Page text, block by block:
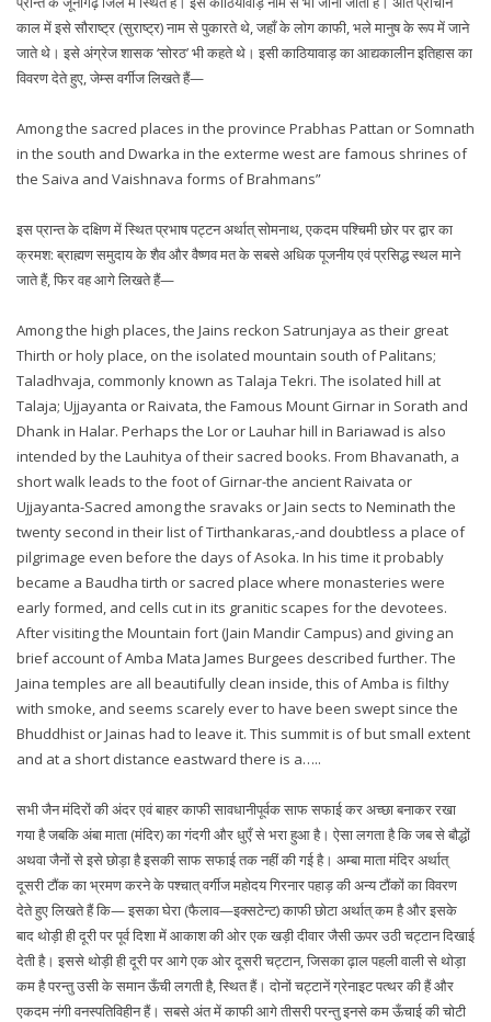
काल में इसे सौराष्ट्र (सुराष्ट्र) नाम से पुकारते थे, जहाँ के लोग काफी, भले मानुष के रूप में जाने
जाते थे। इसे अंग्रेज शासक ‘सोरठ’ भी कहते थे। इसी काठियावाड़ का आद्यकालीन इतिहास का
विवरण देते हुए, जेम्स वर्गीज लिखते हैं—
Among the sacred places in the province Prabhas Pattan or Somnath
in the south and Dwarka in the exterme west are famous shrines of
the Saiva and Vaishnava forms of Brahmans”
इस प्रान्त के दक्षिण में स्थित प्रभाष पट्टन अर्थात् सोमनाथ, एकदम पश्चिमी छोर पर द्वार का
क्रमश: ब्राह्मण समुदाय के शैव और वैष्णव मत के सबसे अधिक पूजनीय एवं प्रसिद्ध स्थल माने
जाते हैं, फिर वह आगे लिखते हैं—
Among the high places, the Jains reckon Satrunjaya as their great
Thirth or holy place, on the isolated mountain south of Palitans;
Taladhvaja, commonly known as Talaja Tekri. The isolated hill at
Talaja; Ujjayanta or Raivata, the Famous Mount Girnar in Sorath and
Dhank in Halar. Perhaps the Lor or Lauhar hill in Bariawad is also
intended by the Lauhitya of their sacred books. From Bhavanath, a
short walk leads to the foot of Girnar-the ancient Raivata or
Ujjayanta-Sacred among the sravaks or Jain sects to Neminath the
twenty second in their list of Tirthankaras,-and doubtless a place of
pilgrimage even before the days of Asoka. In his time it probably
became a Baudha tirth or sacred place where monasteries were
early formed, and cells cut in its granitic scapes for the devotees.
After visiting the Mountain fort (Jain Mandir Campus) and giving an
brief account of Amba Mata James Burgees described further. The
Jaina temples are all beautifully clean inside, this of Amba is filthy
with smoke, and seems scarely ever to have been swept since the
Bhuddhist or Jainas had to leave it. This summit is of but small extent
and at a short distance eastward there is a…..
सभी जैन मंदिरों की अंदर एवं बाहर काफी सावधानीपूर्वक साफ सफाई कर अच्छा बनाकर रखा
गया है जबकि अंबा माता (मंदिर) का गंदगी और धुएँ से भरा हुआ है। ऐसा लगता है कि जब से बौद्धों
अथवा जैनों से इसे छोड़ा है इसकी साफ सफाई तक नहीं की गई है। अम्बा माता मंदिर अर्थात्
दूसरी टौंक का भ्रमण करने के पश्चात् वर्गीज महोदय गिरनार पहाड़ की अन्य टौंकों का विवरण
देते हुए लिखते हैं कि— इसका घेरा (फैलाव—इक्सटेन्ट) काफी छोटा अर्थात् कम है और इसके
बाद थोड़ी ही दूरी पर पूर्व दिशा में आकाश की ओर एक खड़ी दीवार जैसी ऊपर उठी चट्टान दिखाई
देती है। इससे थोड़ी ही दूरी पर आगे एक ओर दूसरी चट्टान, जिसका ढ़ाल पहली वाली से थोड़ा
कम है परन्तु उसी के समान ऊँची लगती है, स्थित हैं। दोनों चट्टानें ग्रेनाइट पत्थर की हैं और
एकदम नंगी वनस्पतिविहीन हैं। सबसे अंत में काफी आगे तीसरी परन्तु इनसे कम ऊँचाई की चोटी